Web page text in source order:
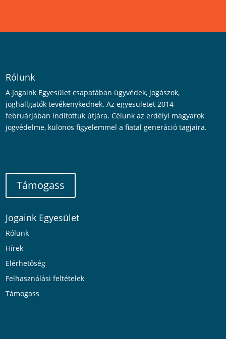
Rólunk
A Jogaink Egyesület csapatában ügyvédek, jogászok,
joghallgatók tevékenykednek. Az egyesületet 2014
februárjában indítottuk útjára. Célunk az erdélyi magyarok
jogvédelme, különös figyelemmel a fiatal generáció tagjaira.
Támogass
Jogaink Egyesület
Rólunk
Hírek
Elérhetőség
Felhasználási feltételek
Támogass